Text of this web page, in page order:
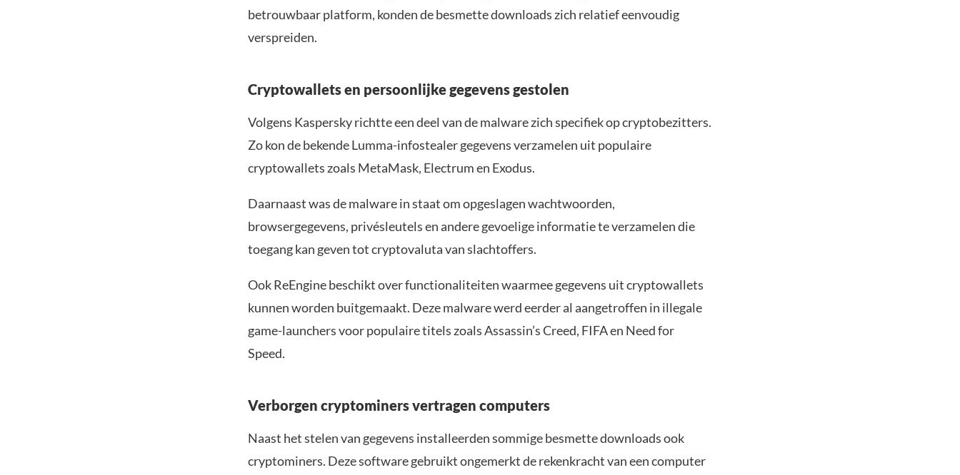
betrouwbaar platform, konden de besmette downloads zich relatief eenvoudig
verspreiden.
Cryptowallets en persoonlijke gegevens gestolen
Volgens Kaspersky richtte een deel van de malware zich specifiek op cryptobezitters.
Zo kon de bekende Lumma-infostealer gegevens verzamelen uit populaire
cryptowallets zoals MetaMask, Electrum en Exodus.
Daarnaast was de malware in staat om opgeslagen wachtwoorden,
browsergegevens, privésleutels en andere gevoelige informatie te verzamelen die
toegang kan geven tot cryptovaluta van slachtoffers.
Ook ReEngine beschikt over functionaliteiten waarmee gegevens uit cryptowallets
kunnen worden buitgemaakt. Deze malware werd eerder al aangetroffen in illegale
game-launchers voor populaire titels zoals Assassin’s Creed, FIFA en Need for
Speed.
Verborgen cryptominers vertragen computers
Naast het stelen van gegevens installeerden sommige besmette downloads ook
cryptominers. Deze software gebruikt ongemerkt de rekenkracht van een computer